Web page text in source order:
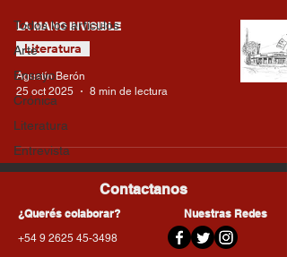
Todos los artículos
Arte
Ensayo
Crónica
Literatura
Entrevista
LA MANO INVISIBLE
Literatura
Agustín Berón
25 oct 2025
8 min de lectura
Contactanos
¿Querés colaborar? Nuestras Redes
+54 9 2625 45-3498